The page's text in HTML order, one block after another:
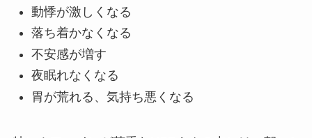
動悸が激しくなる
落ち着かなくなる
不安感が増す
夜眠れなくなる
胃が荒れる、気持ち悪くなる